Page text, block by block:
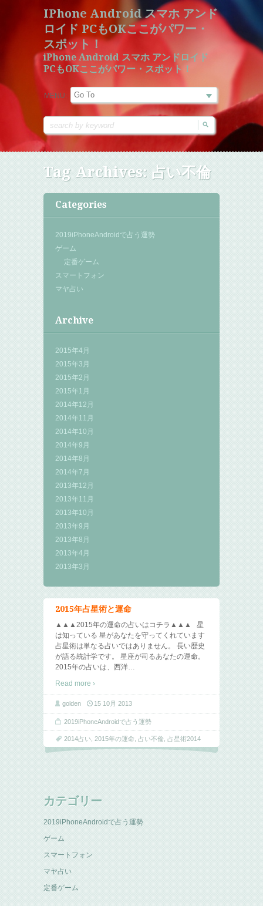
IPhone Android スマホ アンド
ロイド PCもOKここがパワー・
スポット！
iPhone Android スマホ アンドロイド
PCもOKここがパワー・スポット！
MENU:
Tag Archives: 占い不倫
Categories
2019iPhoneAndroidで占う運勢
ゲーム
定番ゲーム
スマートフォン
マヤ占い
Archive
2015年4月
2015年3月
2015年2月
2015年1月
2014年12月
2014年11月
2014年10月
2014年9月
2014年8月
2014年7月
2013年12月
2013年11月
2013年10月
2013年9月
2013年8月
2013年4月
2013年3月
2015年占星術と運命
▲▲▲2015年の運命の占いはコチラ▲▲▲ 星
は知っている 星があなたを守ってくれています
占星術は単なる占いではありません。 長い歴史
が語る統計学です。 星座が司るあなたの運命。
2015年の占いは、西洋…
Read more ›
golden 15 10月 2013
2019iPhoneAndroidで占う運勢
2014占い 2015年の運命 占い不倫 占星術2014
カテゴリー
2019iPhoneAndroidで占う運勢
ゲーム
スマートフォン
マヤ占い
定番ゲーム